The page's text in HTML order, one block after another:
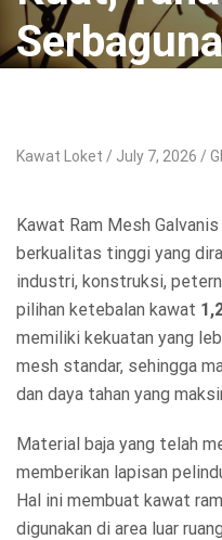
Serbaguna
Kawat Loket July 7, 2026
Kawat Ram Mesh
berkualitas tinggi yang
industri, konstruksi,
pilihan ketebalan kawat
memiliki kekuatan yang
mesh standar, sehingga
dan daya tahan yang
Material baja yang telah
memberikan lapisan
Hal ini membuat kawat
digunakan di area luar